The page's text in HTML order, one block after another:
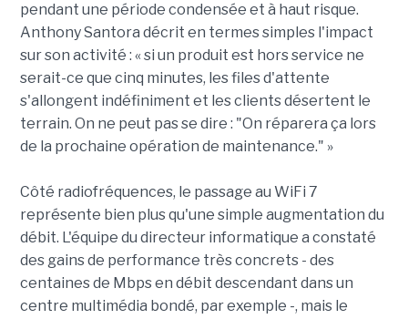
pendant une période condensée et à haut risque.
Anthony Santora décrit en termes simples l'impact
sur son activité : « si un produit est hors service ne
serait-ce que cinq minutes, les files d'attente
s'allongent indéfiniment et les clients désertent le
terrain. On ne peut pas se dire : "On réparera ça lors
de la prochaine opération de maintenance." »
Côté radiofréquences, le passage au WiFi 7
représente bien plus qu'une simple augmentation du
débit. L'équipe du directeur informatique a constaté
des gains de performance très concrets - des
centaines de Mbps en débit descendant dans un
centre multimédia bondé, par exemple -, mais le